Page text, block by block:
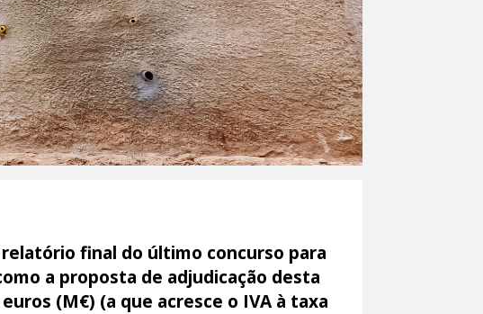
final do último concurso para
a proposta de adjudicação desta
(M€) (a que acresce o IVA à taxa